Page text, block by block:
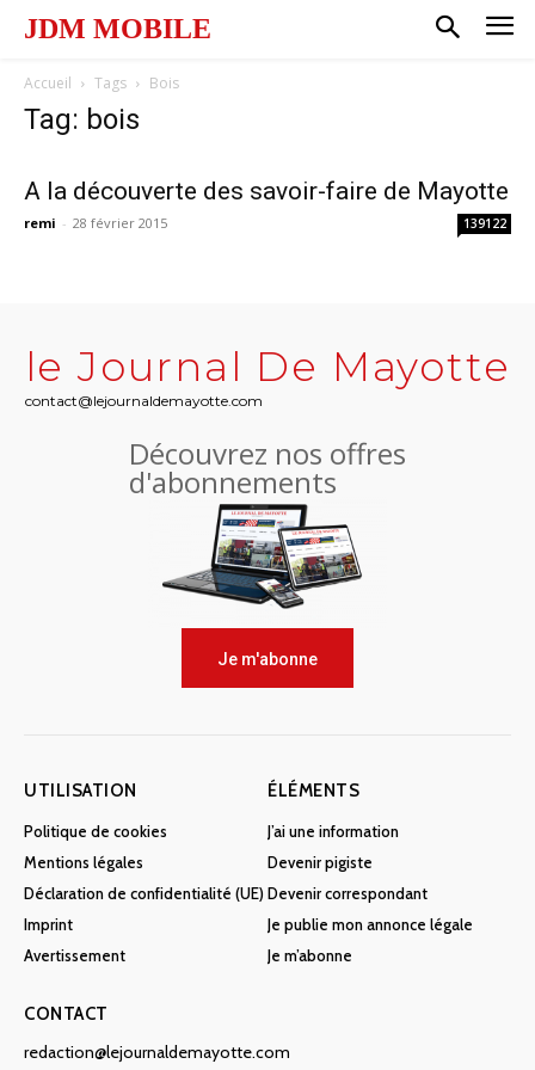
JDM MOBILE
Accueil Tags Bois
Tag: bois
A la découverte des savoir-faire de Mayotte
remi - 28 février 2015 139122
le Journal De Mayotte
contact@lejournaldemayotte.com
Découvrez nos offres
d'abonnements
Je m'abonne
UTILISATION
Politique de cookies
Mentions légales
Déclaration de confidentialité (UE)
Imprint
Avertissement
ÉLÉMENTS
J’ai une information
Devenir pigiste
Devenir correspondant
Je publie mon annonce légale
Je m’abonne
CONTACT
redaction@lejournaldemayotte.com